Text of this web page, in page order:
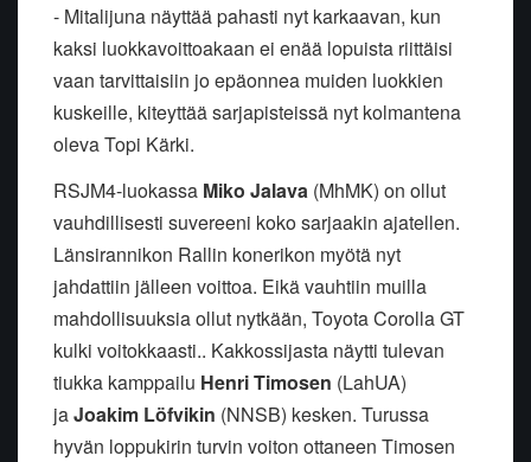
- Mitalijuna näyttää pahasti nyt karkaavan, kun
kaksi luokkavoittoakaan ei enää lopuista riittäisi
vaan tarvittaisiin jo epäonnea muiden luokkien
kuskeille, kiteyttää sarjapisteissä nyt kolmantena
oleva Topi Kärki.
RSJM4-luokassa Miko Jalava (MhMK) on ollut
vauhdillisesti suvereeni koko sarjaakin ajatellen.
Länsirannikon Rallin konerikon myötä nyt
jahdattiin jälleen voittoa. Eikä vauhtiin muilla
mahdollisuuksia ollut nytkään, Toyota Corolla GT
kulki voitokkaasti.. Kakkossijasta näytti tulevan
tiukka kamppailu Henri Timosen (LahUA)
jaJoakim Löfvikin (NNSB) kesken. Turussa
hyvän loppukirin turvin voiton ottaneen Timosen